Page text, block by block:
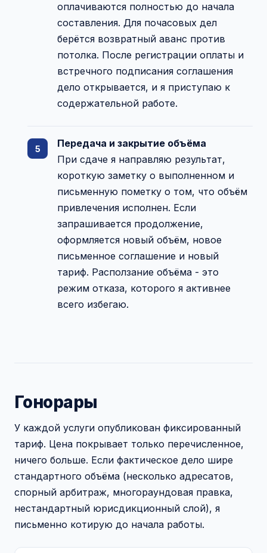
оплачиваются полностью до начала
составления. Для почасовых дел
берётся возвратный аванс против
потолка. После регистрации оплаты и
встречного подписания соглашения
дело открывается, и я приступаю к
содержательной работе.
Передача и закрытие объёма
При сдаче я направляю результат,
короткую заметку о выполненном и
письменную пометку о том, что объём
привлечения исполнен. Если
запрашивается продолжение,
оформляется новый объём, новое
письменное соглашение и новый
тариф. Расползание объёма - это
режим отказа, которого я активнее
всего избегаю.
Гонорары
У каждой услуги опубликован фиксированный
тариф. Цена покрывает только перечисленное,
ничего больше. Если фактическое дело шире
стандартного объёма (несколько адресатов,
спорный арбитраж, многораундовая правка,
нестандартный юрисдикционный слой), я
письменно котирую до начала работы.